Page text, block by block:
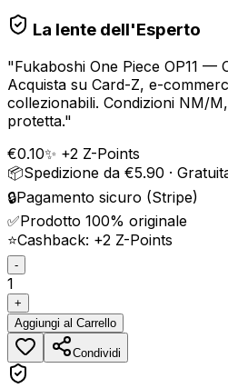
La lente dell'Esperto
"Fukaboshi One Piece OP11 —
Acquista su Card-Z, e-
collezionabili. Condizioni NM/
protetta."
€0.10✨ +2 Z-Points
📦Spedizione da €5.90 ·
🔒Pagamento sicuro (Stripe)
✅Prodotto 100% originale
⭐Cashback: +2 Z-Points
-
1
+
Aggiungi al Carrello
Condividi